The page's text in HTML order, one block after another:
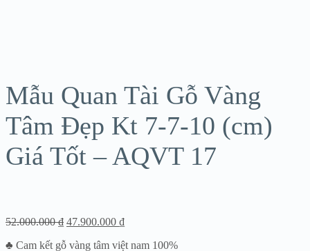
Mẫu Quan Tài Gỗ Vàng
Tâm Đẹp Kt 7-7-10 (cm)
Giá Tốt – AQVT 17
52.000.000₫ 47.900.000 ₫
♣ Cam kết gỗ vàng tâm việt nam 100%